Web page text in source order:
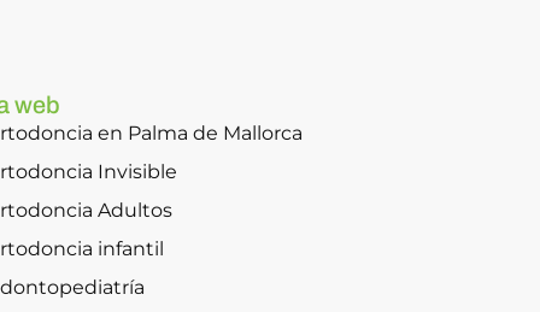
web
en Palma de Mallorca
Invisible
Adultos
infantil